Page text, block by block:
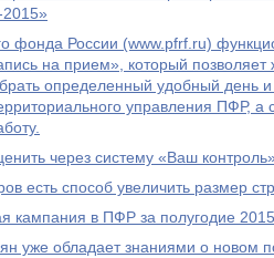
фонда России (www.pfrf.ru)
на прием», который
определенный удобный день
управления ПФР,
через систему «Ваш
есть способ увеличить размер
кампания в ПФР за полугодие
уже обладает знаниями о новом